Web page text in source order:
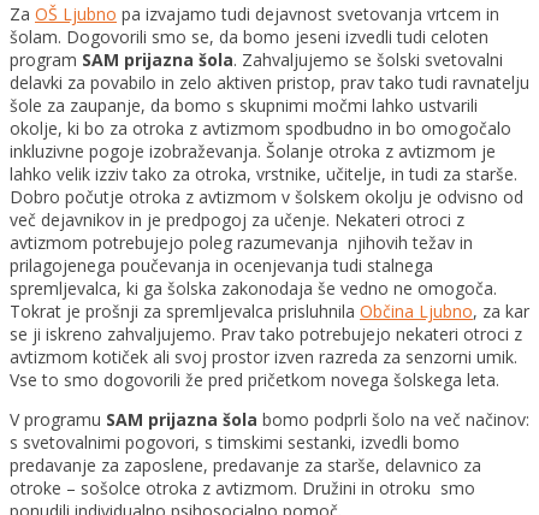
Za OŠ Ljubno pa izvajamo tudi dejavnost svetovanja vrtcem in
šolam. Dogovorili smo se, da bomo jeseni izvedli tudi celoten
program SAM prijazna šola. Zahvaljujemo se šolski svetovalni
delavki za povabilo in zelo aktiven pristop, prav tako tudi ravnatelju
šole za zaupanje, da bomo s skupnimi močmi lahko ustvarili
okolje, ki bo za otroka z avtizmom spodbudno in bo omogočalo
inkluzivne pogoje izobraževanja. Šolanje otroka z avtizmom je
lahko velik izziv tako za otroka, vrstnike, učitelje, in tudi za starše.
Dobro počutje otroka z avtizmom v šolskem okolju je odvisno od
več dejavnikov in je predpogoj za učenje. Nekateri otroci z
avtizmom potrebujejo poleg razumevanja njihovih težav in
prilagojenega poučevanja in ocenjevanja tudi stalnega
spremljevalca, ki ga šolska zakonodaja še vedno ne omogoča.
Tokrat je prošnji za spremljevalca prisluhnila Občina Ljubno, za kar
se ji iskreno zahvaljujemo. Prav tako potrebujejo nekateri otroci z
avtizmom kotiček ali svoj prostor izven razreda za senzorni umik.
Vse to smo dogovorili že pred pričetkom novega šolskega leta.
V programu SAM prijazna šola bomo podprli šolo na več načinov:
s svetovalnimi pogovori, s timskimi sestanki, izvedli bomo
predavanje za zaposlene, predavanje za starše, delavnico za
otroke – sošolce otroka z avtizmom. Družini in otroku smo